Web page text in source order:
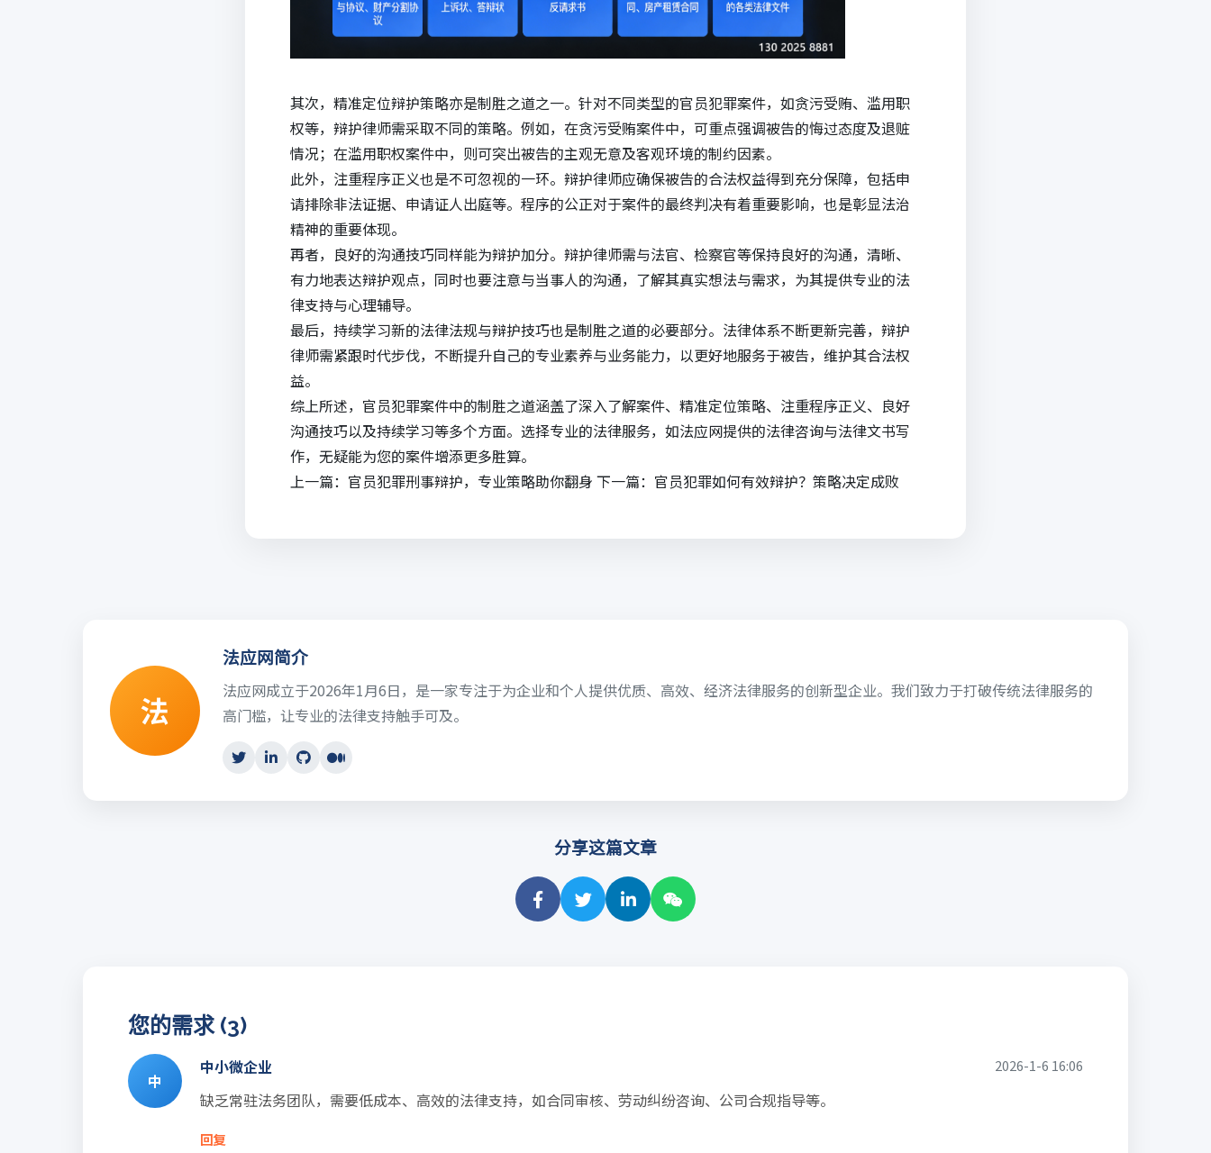
其次，精准定位辩护策略亦是制胜之道之一。针对不同类型的官员犯罪案件，如贪污受贿、滥用职
权等，辩护律师需采取不同的策略。例如，在贪污受贿案件中，可重点强调被告的悔过态度及退赃
情况；在滥用职权案件中，则可突出被告的主观无意及客观环境的制约因素。
此外，注重程序正义也是不可忽视的一环。辩护律师应确保被告的合法权益得到充分保障，包括申
请排除非法证据、申请证人出庭等。程序的公正对于案件的最终判决有着重要影响，也是彰显法治
精神的重要体现。
再者，良好的沟通技巧同样能为辩护加分。辩护律师需与法官、检察官等保持良好的沟通，清晰、
有力地表达辩护观点，同时也要注意与当事人的沟通，了解其真实想法与需求，为其提供专业的法
律支持与心理辅导。
最后，持续学习新的法律法规与辩护技巧也是制胜之道的必要部分。法律体系不断更新完善，辩护
律师需紧跟时代步伐，不断提升自己的专业素养与业务能力，以更好地服务于被告，维护其合法权
益。
综上所述，官员犯罪案件中的制胜之道涵盖了深入了解案件、精准定位策略、注重程序正义、良好
沟通技巧以及持续学习等多个方面。选择专业的法律服务，如法应网提供的法律咨询与法律文书写
作，无疑能为您的案件增添更多胜算。
上一篇： 官员犯罪刑事辩护，专业策略助你翻身 下一篇： 官员犯罪如何有效辩护？策略决定成败
法
法应网简介
法应网成立于2026年1月6日，是一家专注于为企业和个人提供优质、高效、经济法律服务的创新型企业。我们致力于打破传统法律服务的
高门槛，让专业的法律支持触手可及。
分享这篇文章
您的需求 (3)
中
中小微企业 2026-1-6 16:06
缺乏常驻法务团队，需要低成本、高效的法律支持，如合同审核、劳动纠纷咨询、公司合规指导等。
回复